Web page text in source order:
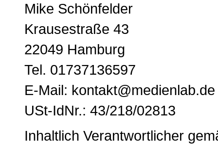
Mike Schönfelder
Krausestraße 43
22049 Hamburg
Tel. 01737136597
E-Mail: kontakt@medienlab.de
USt-IdNr.: 43/218/02813
Inhaltlich Verantwortlicher